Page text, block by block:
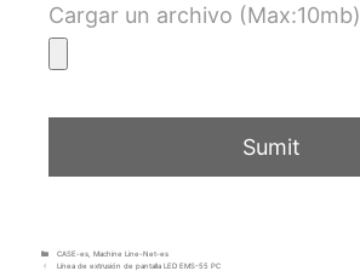
Cargar un archivo (Max:10mb)
CASE-es, Machine Line-Net-es
Línea de extrusión de pantalla LED EMS-55 PC